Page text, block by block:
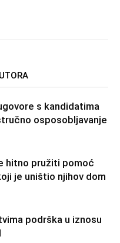
s kandidatima
osposobljavanje
hitno pružiti pomoć
je uništio njihov dom
podrška u iznosu